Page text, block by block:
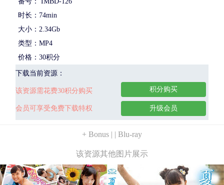
时长：74min
大小：2.34Gb
类型：MP4
价格：30积分
下载当前资源：
该资源需花费30积分购买
会员可享受免费下载特权
积分购买
升级会员
+ Bonus | | Blu-ray
该资源其他图片展示